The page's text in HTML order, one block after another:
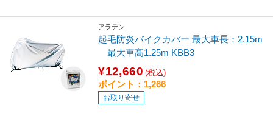
アラデン
起毛防炎バイクカバー 最大車長：2.15m
最大車高1.25m KBB3
¥12,660 (税込)
ポイント：1,266
お取り寄せ